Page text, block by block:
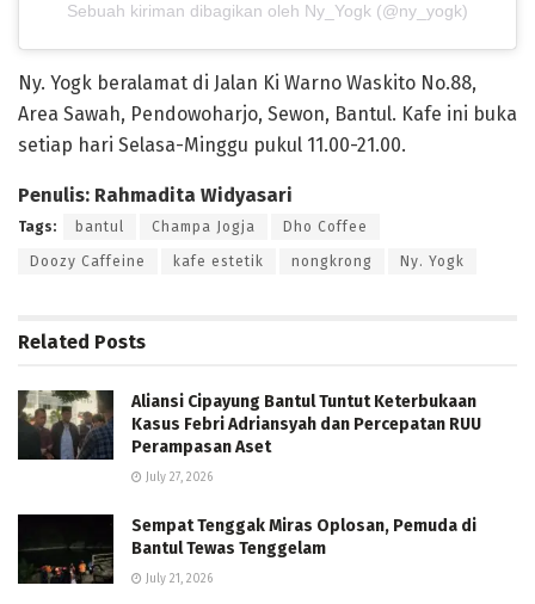
Sebuah kiriman dibagikan oleh Ny_Yogk (@ny_yogk)
Ny. Yogk beralamat di Jalan Ki Warno Waskito No.88,
Area Sawah, Pendowoharjo, Sewon, Bantul. Kafe ini buka
setiap hari Selasa-Minggu pukul 11.00-21.00.
Penulis: Rahmadita Widyasari
Tags: bantul Champa Jogja Dho Coffee
Doozy Caffeine kafe estetik nongkrong Ny. Yogk
Related Posts
Aliansi Cipayung Bantul Tuntut Keterbukaan
Kasus Febri Adriansyah dan Percepatan RUU
Perampasan Aset
July 27, 2026
Sempat Tenggak Miras Oplosan, Pemuda di
Bantul Tewas Tenggelam
July 21, 2026